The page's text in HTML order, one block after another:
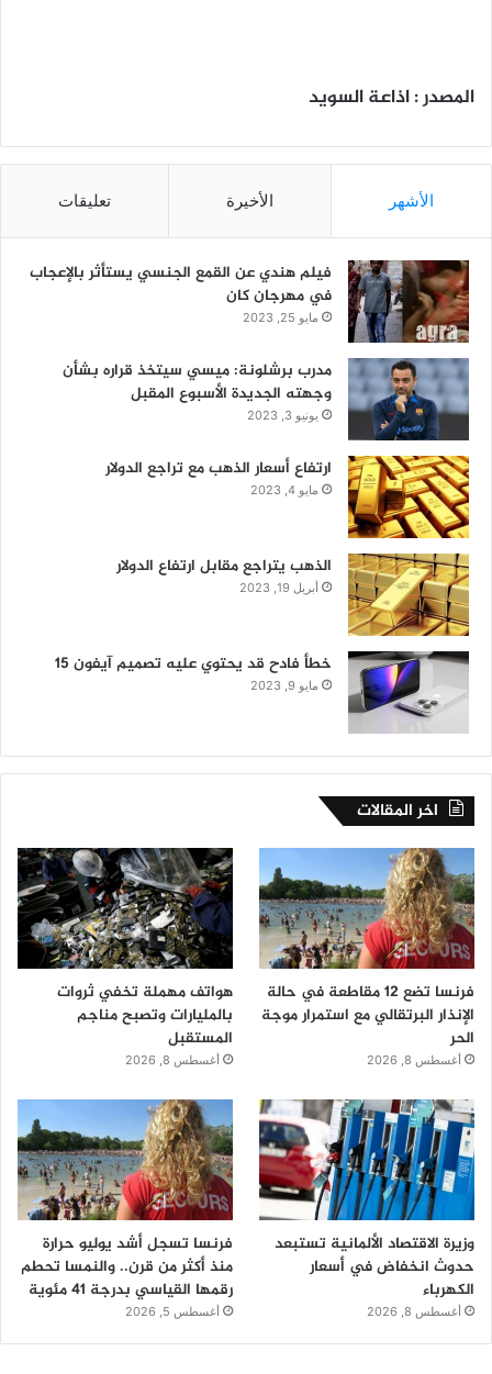
المصدر : اذاعة السويد
الأشهر الأخيرة تعليقات
فيلم هندي عن القمع الجنسي يستأثر بالإعجاب
في مهرجان كان
مايو 25, 2023
مدرب برشلونة: ميسي سيتخذ قراره بشأن
وجهته الجديدة الأسبوع المقبل
يونيو 3, 2023
ارتفاع أسعار الذهب مع تراجع الدولار
مايو 4, 2023
الذهب يتراجع مقابل ارتفاع الدولار
أبريل 19, 2023
خطأ فادح قد يحتوي عليه تصميم آيفون 15
مايو 9, 2023
اخر المقالات
فرنسا تضع 12 مقاطعة في حالة
الإنذار البرتقالي مع استمرار موجة
الحر
أغسطس 8, 2026
هواتف مهملة تخفي ثروات
بالمليارات وتصبح مناجم
المستقبل
أغسطس 8, 2026
وزيرة الاقتصاد الألمانية تستبعد
حدوث انخفاض في أسعار
الكهرباء
أغسطس 8, 2026
فرنسا تسجل أشد يوليو حرارة
منذ أكثر من قرن.. والنمسا تحطم
رقمها القياسي بدرجة 41 مئوية
أغسطس 5, 2026